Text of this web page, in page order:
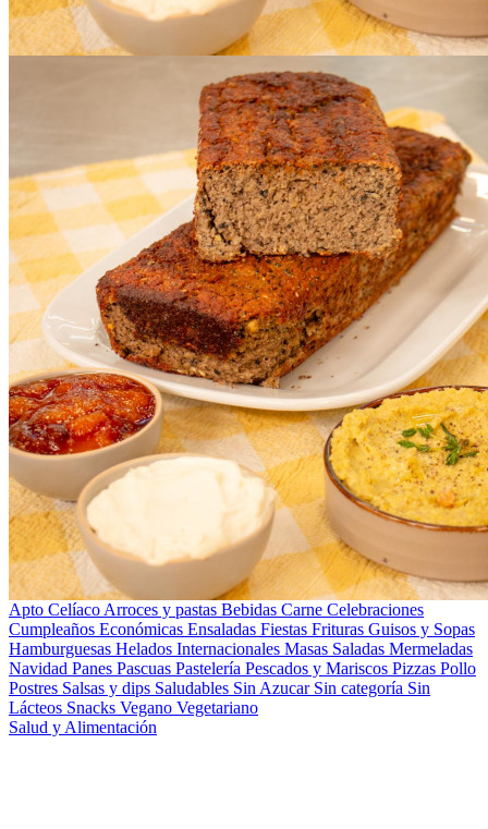
Apto Celíaco Arroces y pastas Bebidas Carne Celebraciones
Cumpleaños Económicas Ensaladas Fiestas Frituras Guisos y Sopas
Hamburguesas Helados Internacionales Masas Saladas Mermeladas
Navidad Panes Pascuas Pastelería Pescados y Mariscos Pizzas Pollo
Postres Salsas y dips Saludables Sin Azucar Sin categoría Sin
Lácteos Snacks Vegano Vegetariano
Salud y Alimentación